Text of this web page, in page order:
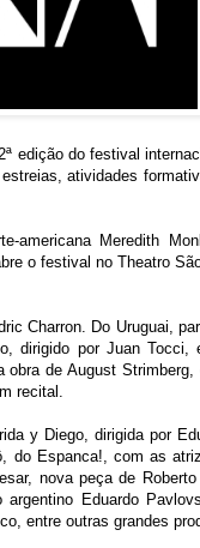
edição do festival
atividades
americana Meredith
o festival no Theatro
Charron. Do Uruguai,
dirigido por Juan Tocci,
de August
recital.
y Diego, dirigida por
do Espanca!, com as
nova peça de
Eduardo
entre outras grandes